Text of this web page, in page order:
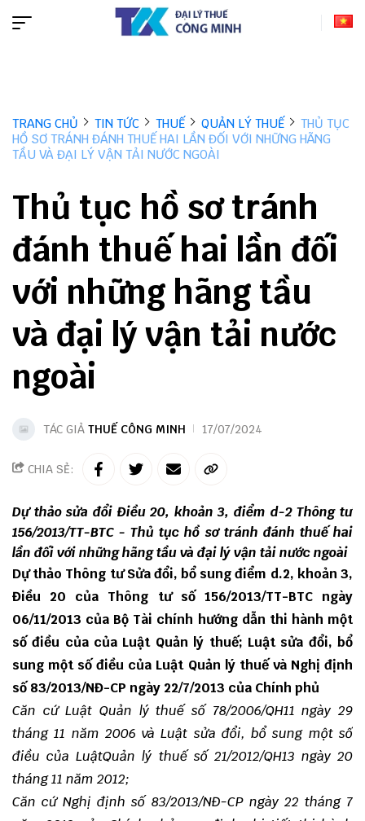
TRANG CHỦ TIN TỨC THUẾ QUẢN LÝ THUẾ
THỦ TỤC
HỒ SƠ TRÁNH ĐÁNH THUẾ HAI LẦN ĐỐI VỚI NHỮNG HÃNG
TẦU VÀ ĐẠI LÝ VẬN TẢI NƯỚC NGOÀI
Thủ tục hồ sơ tránh
đánh thuế hai lần đối
với những hãng tầu
và đại lý vận tải nước
ngoài
TÁC GIẢ THUẾ CÔNG MINH 17/07/2024
CHIA SẺ:
Dự thảo sửa đổi Điều 20, khoản 3, điểm d-2 Thông tư
156/2013/TT-BTC - Thủ tục hồ sơ tránh đánh thuế hai
lần đối với những hãng tầu và đại lý vận tải nước ngoài
Dự thảo Thông tưSửa đổi, bổ sung điểm d.2, khoản 3,
Điều 20 của Thông tư số 156/2013/TT-BTC ngày
06/11/2013 của Bộ Tài chính hướng dẫn thi hành một
số điều của của Luật Quản lý thuế; Luật sửa đổi, bổ
sung một số điều của Luật Quản lý thuế và Nghị định
số 83/2013/NĐ-CP ngày 22/7/2013 của Chính phủ
Căn cứ Luật Quản lý thuế số 78/2006/QH11 ngày 29
tháng 11 năm 2006 và Luật sửa đổi, bổ sung một số
điều của LuậtQuản lý thuế số 21/2012/QH13 ngày 20
tháng 11 năm 2012;
Căn cứ Nghị định số 83/2013/NĐ-CP ngày 22 tháng 7